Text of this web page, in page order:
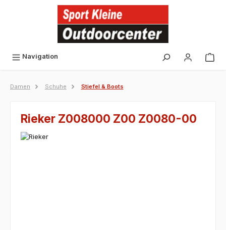
Navigation
Damen Schuhe Stiefel & Boots
Rieker Z008000 Z00 Z0080-00